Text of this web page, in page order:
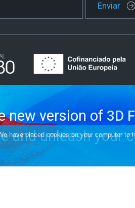
Enviar
new version of 3D
and unleash your
have placed cookies on your computer to